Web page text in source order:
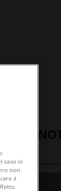
caso in
non
il